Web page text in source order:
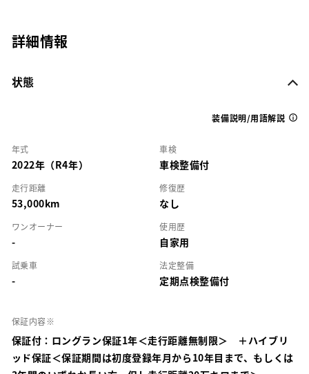
詳細情報
状態
装備説明/用語解説
年式
2022年（R4年）
車検
車検整備付
走行距離
53,000km
修復歴
なし
ワンオーナー
-
使用歴
自家用
試乗車
-
法定整備
定期点検整備付
保証内容※
保証付：ロングラン保証1年＜走行距離無制限＞ ＋ハイブリ
ッド保証＜保証期間は初度登録年月から10年目まで、もしくは